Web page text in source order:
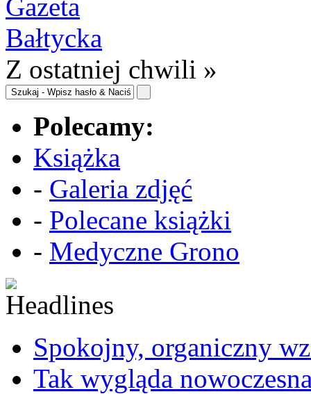
Z ostatniej chwili »
Polecamy:
Książka
- Galeria zdjęć
- Polecane książki
- Medyczne Grono
Spokojny, organiczny
Tak wygląda